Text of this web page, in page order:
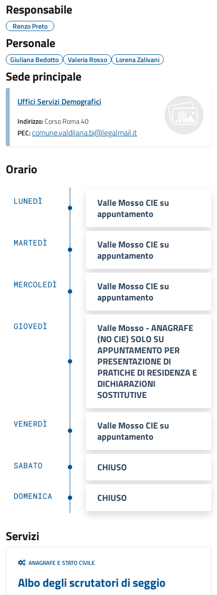
Responsabile
Renzo Preto
Personale
Giuliana Bedotto Valeria Rosso Lorena Zalivani
Sede principale
Uffici Servizi Demografici
Indirizzo:Corso Roma 40
PEC:comune.valdilana.bi@legalmail.it
Orario
LUNEDÌ
Valle Mosso CIE su
appuntamento
MARTEDÌ
Valle Mosso CIE su
appuntamento
MERCOLEDÌ
Valle Mosso CIE su
appuntamento
GIOVEDÌ
Valle Mosso - ANAGRAFE
(NO CIE) SOLO SU
APPUNTAMENTO PER
PRESENTAZIONE DI
PRATICHE DI RESIDENZA E
DICHIARAZIONI
SOSTITUTIVE
VENERDÌ
Valle Mosso CIE su
appuntamento
SABATO CHIUSO
DOMENICA CHIUSO
Servizi
ANAGRAFE E STATO CIVILE
Albo degli scrutatori di seggio